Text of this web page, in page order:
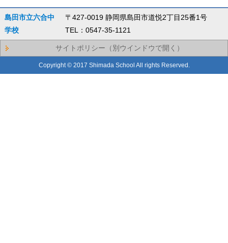
島田市立六合中
学校
〒427-0019 静岡県島田市道悦2丁目25番1号
TEL：0547-35-1121
サイトポリシー（別ウインドウで開く）
Copyright © 2017 Shimada School All rights Reserved.